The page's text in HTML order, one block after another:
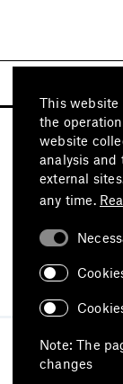
Visit also
Imprint
This website
the
website
analysis and
external
any time.
Note: The
changes